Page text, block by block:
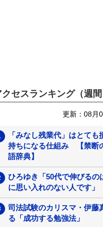
セスランキング（週間
更新：08月
「みなし残業代」はとても
持ちになる仕組み 【禁断
語辞典】
ひろゆき「50代で伸びるの
に思い入れのない人です」
司法試験のカリスマ・伊藤
る「成功する勉強法」